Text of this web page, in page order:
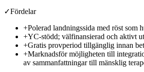
✓Fördelar
+Polerad landningssida med röst som
+YC-stödd; välfinansierad och aktivt
+Gratis provperiod tillgänglig innan
+Marknadsför möjligheten till
av sammanfattningar till mänsklig